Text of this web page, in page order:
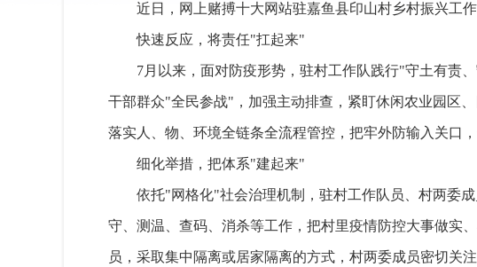
近日，网上赌搏十大网站驻嘉鱼县印山村乡村振兴工
快速反应，将责任"扛起来"
7月以来，面对防疫形势，驻村工作队践行"守土有责
干部群众"全民参战"，加强主动排查，紧盯休闲农业园区
落实人、物、环境全链条全流程管控，把牢外防输入关口，
细化举措，把体系"建起来"
依托"网格化"社会治理机制，驻村工作队员、村两委
守、测温、查码、消杀等工作，把村里疫情防控大事做实
员，采取集中隔离或居家隔离的方式，村两委成员密切关